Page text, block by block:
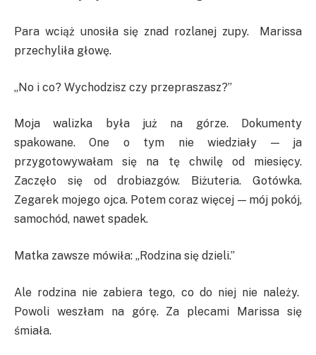
Para wciąż unosiła się znad rozlanej zupy. Marissa
przechyliła głowę.
„No i co? Wychodzisz czy przepraszasz?”
Moja walizka była już na górze. Dokumenty
spakowane. One o tym nie wiedziały — ja
przygotowywałam się na tę chwilę od miesięcy.
Zaczęło się od drobiazgów. Biżuteria. Gotówka.
Zegarek mojego ojca. Potem coraz więcej — mój pokój,
samochód, nawet spadek.
Matka zawsze mówiła: „Rodzina się dzieli.”
Ale rodzina nie zabiera tego, co do niej nie należy.
Powoli weszłam na górę. Za plecami Marissa się
śmiała.